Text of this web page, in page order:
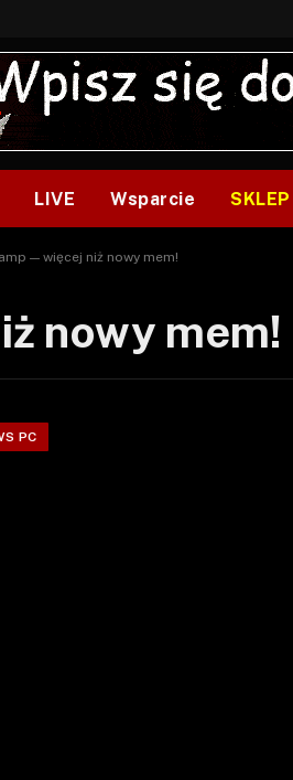
LIVE Wsparcie SKLEP
— więcej niż nowy mem!
nowy mem!
PC